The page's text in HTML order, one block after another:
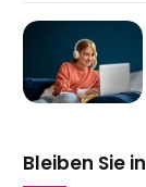
Bleiben Sie